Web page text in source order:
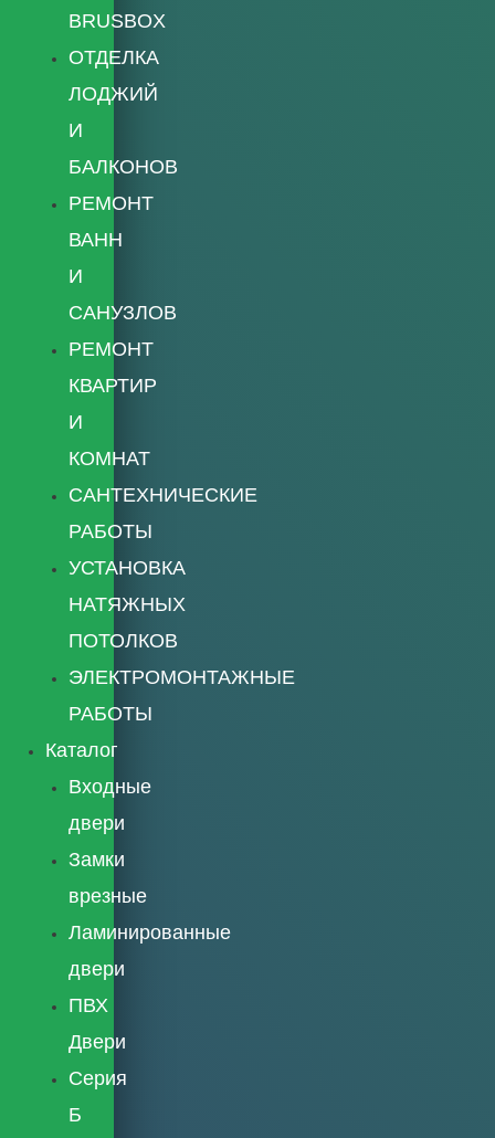
BRUSBOX
ОТДЕЛКА
ЛОДЖИЙ
И
БАЛКОНОВ
РЕМОНТ
ВАНН
И
САНУЗЛОВ
РЕМОНТ
КВАРТИР
И
КОМНАТ
САНТЕХНИЧЕСКИЕ
РАБОТЫ
УСТАНОВКА
НАТЯЖНЫХ
ПОТОЛКОВ
ЭЛЕКТРОМОНТАЖНЫЕ
РАБОТЫ
Каталог
Входные
двери
Замки
врезные
Ламинированные
двери
ПВХ
Двери
Серия
Б